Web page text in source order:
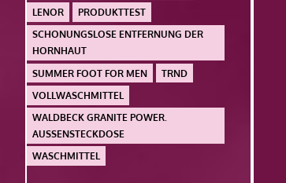
LENOR
PRODUKTTEST
SCHONUNGSLOSE ENTFERNUNG DER
HORNHAUT
SUMMER FOOT FOR MEN
TRND
VOLLWASCHMITTEL
WALDBECK GRANITE POWER.
AUSSENSTECKDOSE
WASCHMITTEL